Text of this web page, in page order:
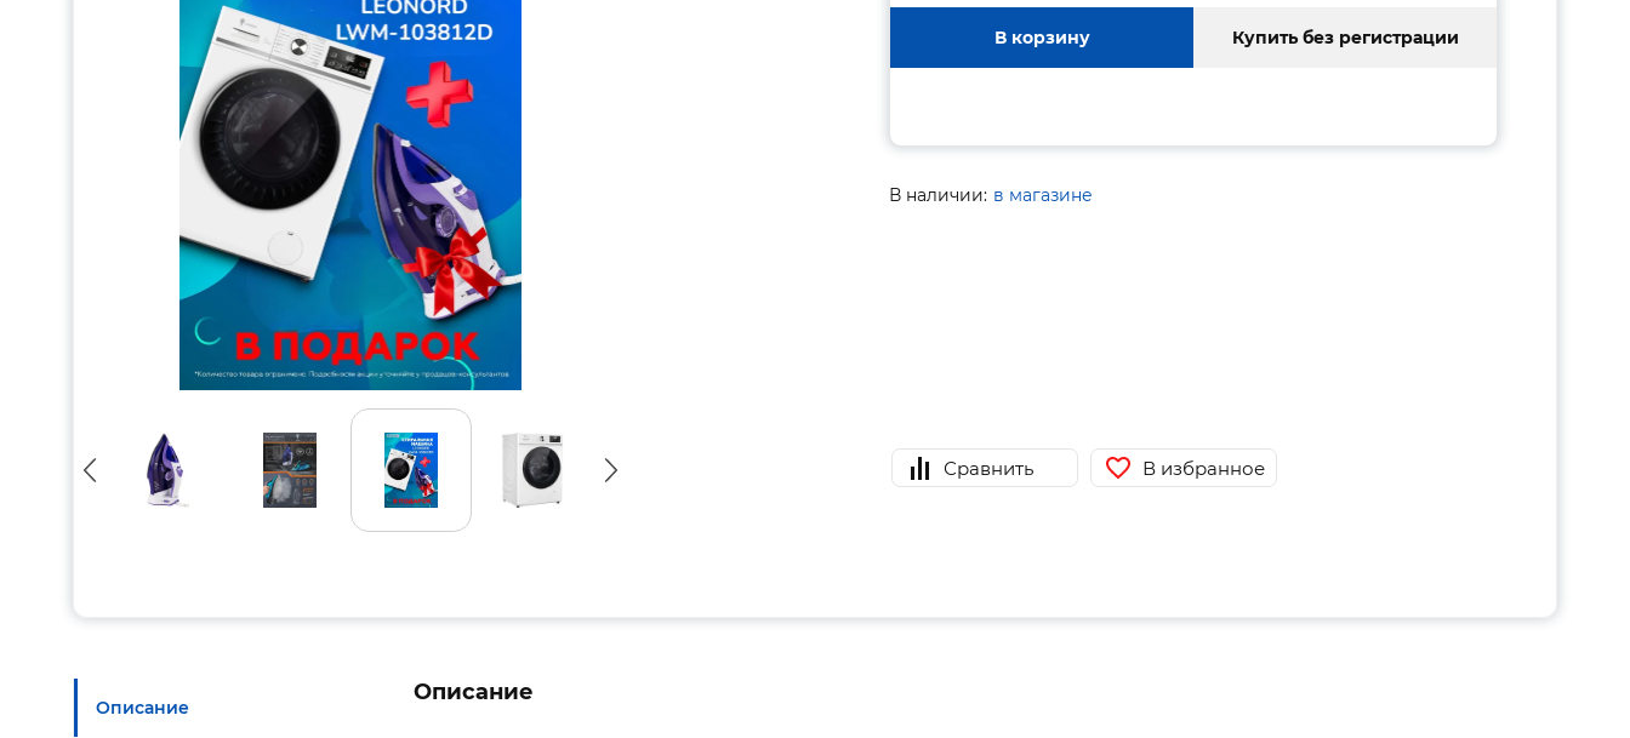
В корзину Купить без регистрации
В наличии: в магазине
Сравнить В избранное
Описание
Описание